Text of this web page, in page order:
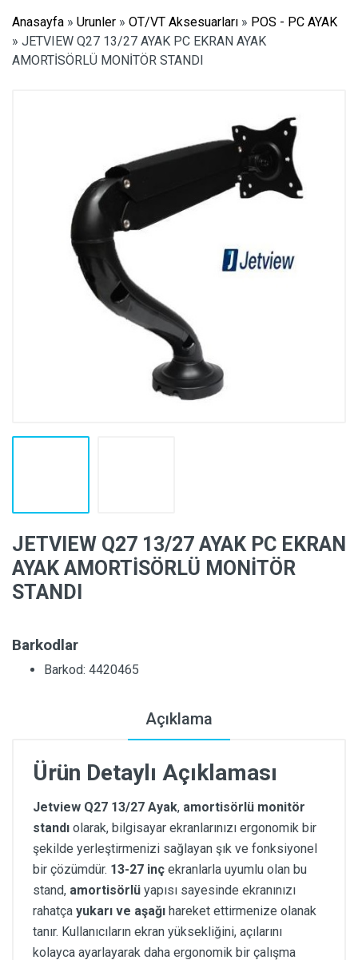
Anasayfa » Urunler » OT/VT Aksesuarları » POS - PC AYAK
» JETVIEW Q27 13/27 AYAK PC EKRAN AYAK
AMORTİSÖRLÜ MONİTÖR STANDI
JETVIEW Q27 13/27 AYAK PC EKRAN
AYAK AMORTİSÖRLÜ MONİTÖR
STANDI
Barkodlar
Barkod: 4420465
Açıklama
Ürün Detaylı Açıklaması
Jetview Q27 13/27 Ayak, amortisörlü monitör
standı olarak, bilgisayar ekranlarınızı ergonomik bir
şekilde yerleştirmenizi sağlayan şık ve fonksiyonel
bir çözümdür. 13-27 inç ekranlarla uyumlu olan bu
stand, amortisörlü yapısı sayesinde ekranınızı
rahatça yukarı ve aşağı hareket ettirmenize olanak
tanır. Kullanıcıların ekran yüksekliğini, açılarını
kolayca ayarlayarak daha ergonomik bir çalışma